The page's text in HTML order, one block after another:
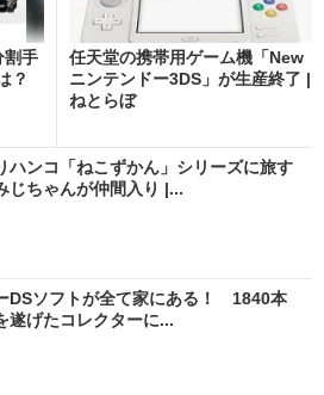
割手
？
任天堂の携帯用ゲーム機「New
ニンテンドー3DS」が生産終了 |
ねとらぼ
ハンコ「ねこずかん」シリーズに旅す
じちゃんが仲間入り |...
DSソフトが全て家にある！ 1840本
遂げたコレクターに...